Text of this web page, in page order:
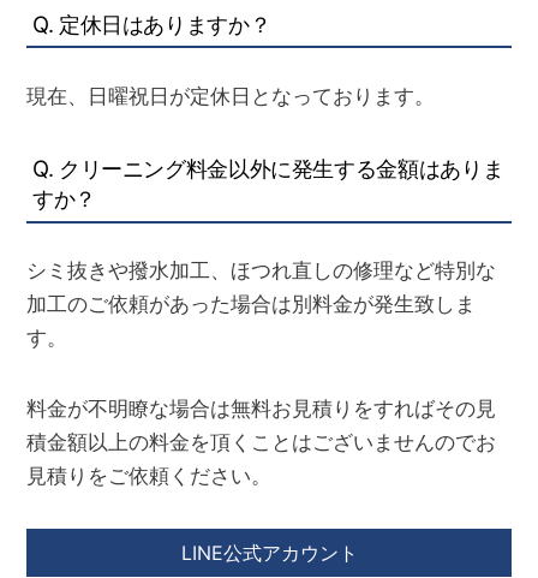
Q. 定休日はありますか？
現在、日曜祝日が定休日となっております。
Q. クリーニング料金以外に発生する金額はありま
すか？
シミ抜きや撥水加工、ほつれ直しの修理など特別な
加工のご依頼があった場合は別料金が発生致しま
す。
料金が不明瞭な場合は無料お見積りをすればその見
積金額以上の料金を頂くことはございませんのでお
見積りをご依頼ください。
LINE公式アカウント